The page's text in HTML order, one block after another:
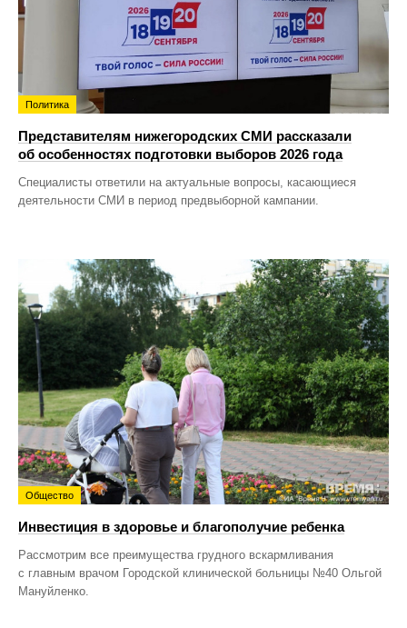
Политика
Представителям нижегородских СМИ рассказали
об особенностях подготовки выборов 2026 года
Специалисты ответили на актуальные вопросы, касающиеся
деятельности СМИ в период предвыборной кампании.
Общество
Инвестиция в здоровье и благополучие ребенка
Рассмотрим все преимущества грудного вскармливания
с главным врачом Городской клинической больницы №40 Ольгой
Мануйленко.